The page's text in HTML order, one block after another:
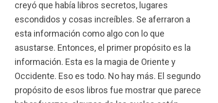
creyó que había libros secretos, lugares
escondidos y cosas increíbles. Se aferraron a
esta información como algo con lo que
asustarse. Entonces, el primer propósito es la
información. Esta es la magia de Oriente y
Occidente. Eso es todo. No hay más. El segundo
propósito de esos libros fue mostrar que parece